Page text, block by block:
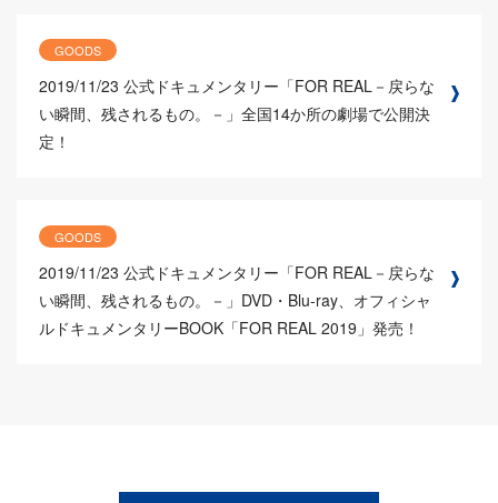
GOODS
2019/11/23 公式ドキュメンタリー「FOR REAL－戻らな
い瞬間、残されるもの。－」全国14か所の劇場で公開決
定！
GOODS
2019/11/23 公式ドキュメンタリー「FOR REAL－戻らな
い瞬間、残されるもの。－」DVD・Blu-ray、オフィシャ
ルドキュメンタリーBOOK「FOR REAL 2019」発売！